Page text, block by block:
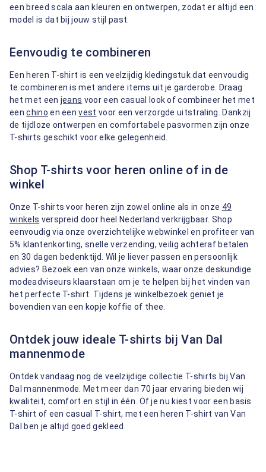
een breed scala aan kleuren en ontwerpen, zodat er altijd een
model is dat bij jouw stijl past.
Eenvoudig te combineren
Een heren T-shirt is een veelzijdig kledingstuk dat eenvoudig
te combineren is met andere items uit je garderobe. Draag
het met een jeans voor een casual look of combineer het met
eenchino en eenvest voor een verzorgde uitstraling. Dankzij
de tijdloze ontwerpen en comfortabele pasvormen zijn onze
T-shirts geschikt voor elke gelegenheid.
Shop T-shirts voor heren online of in de
winkel
Onze T-shirts voor heren zijn zowel online als in onze 49
winkels verspreid door heel Nederland verkrijgbaar. Shop
eenvoudig via onze overzichtelijke webwinkel en profiteer van
5% klantenkorting, snelle verzending, veilig achteraf betalen
en 30 dagen bedenktijd. Wil je liever passen en persoonlijk
advies? Bezoek een van onze winkels, waar onze deskundige
modeadviseurs klaarstaan om je te helpen bij het vinden van
het perfecte T-shirt. Tijdens je winkelbezoek geniet je
bovendien van een kopje koffie of thee.
Ontdek jouw ideale T-shirts bij Van Dal
mannenmode
Ontdek vandaag nog de veelzijdige collectie T-shirts bij Van
Dal mannenmode. Met meer dan 70 jaar ervaring bieden wij
kwaliteit, comfort en stijl in één. Of je nu kiest voor een basis
T-shirt of een casual T-shirt, met een heren T-shirt van Van
Dal ben je altijd goed gekleed.